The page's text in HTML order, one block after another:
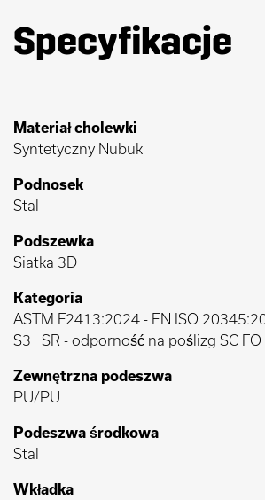
Specyfikacje
Materiał cholewki
Syntetyczny Nubuk
Podnosek
Stal
Podszewka
Siatka 3D
Kategoria
ASTM F2413:2024 - EN ISO
S3
SR - odporność na poślizg SC FO
Zewnętrzna podeszwa
PU/PU
Podeszwa środkowa
Stal
Wkładka